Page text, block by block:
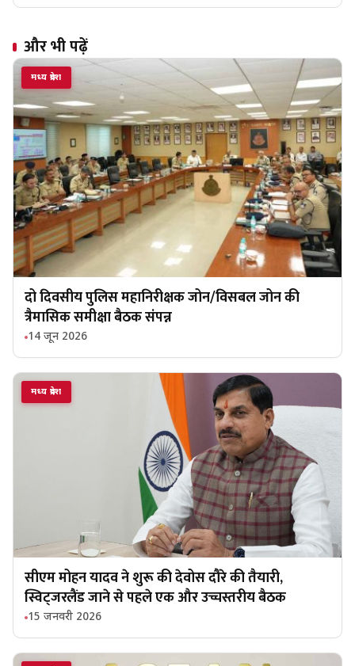
और भी पढ़ें
मध्य प्रदेश
दो दिवसीय पुलिस महानिरीक्षक जोन/विसबल जोन की
त्रैमासिक समीक्षा बैठक संपन्न
14 जून 2026
मध्य प्रदेश
सीएम मोहन यादव ने शुरू की देवोस दौरे की तैयारी,
स्विट्जरलैंड जाने से पहले एक और उच्चस्तरीय बैठक
15 जनवरी 2026